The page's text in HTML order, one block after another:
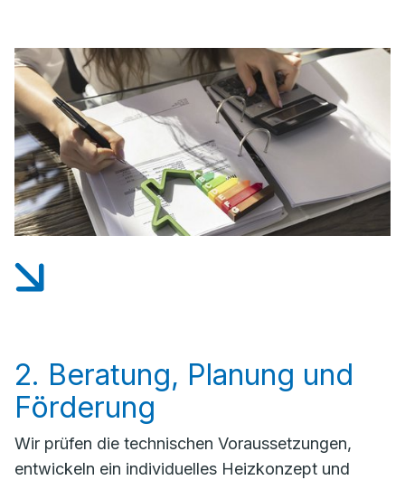
2. Beratung, Planung und
Förderung
Wir prüfen die technischen Voraussetzungen,
entwickeln ein individuelles Heizkonzept und